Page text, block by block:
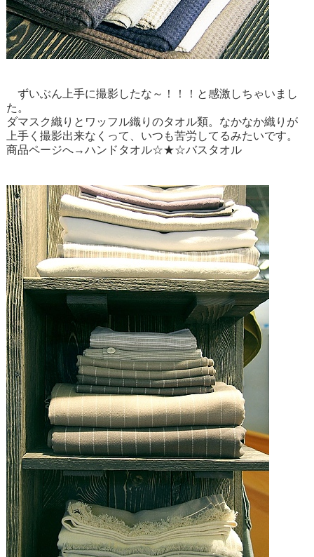
ずいぶん上手に撮影したな～！！！と感激しちゃいまし
た。
ダマスク織りとワッフル織りのタオル類。なかなか織りが
上手く撮影出来なくって、いつも苦労してるみたいです。
商品ページへ→ハンドタオル☆★☆バスタオル